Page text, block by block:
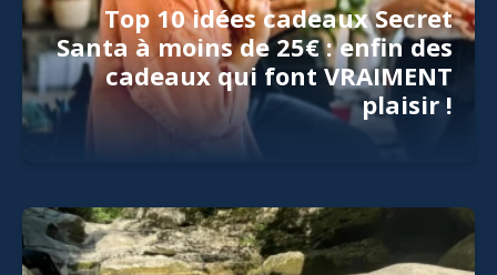
Top 10 idées cadeaux Secret
Santa à moins de 25€ : enfin des
cadeaux qui font VRAIMENT
plaisir !